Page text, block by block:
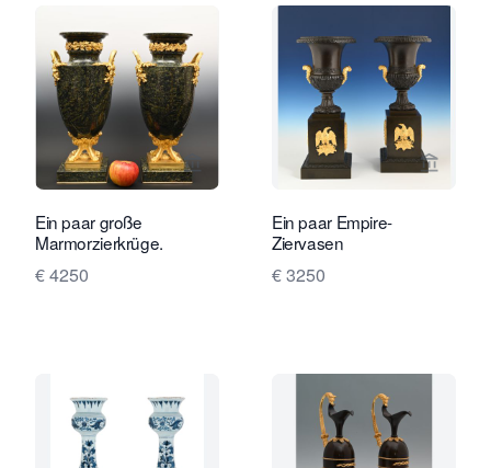
Verkaeuferseite von Limburg
Ein paar große
Marmorzierkrüge.
€ 4250
Ein paar Empire-
Ziervasen
€ 3250